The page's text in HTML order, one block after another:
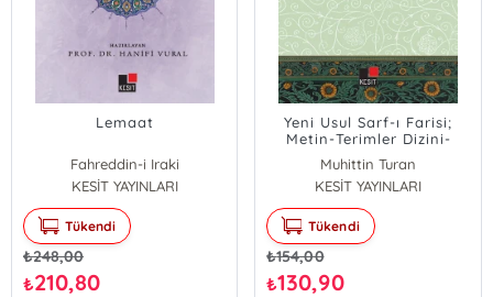
Lemaat
Fahreddin-i Iraki
KESİT YAYINLARI
Tükendi
₺248,00
₺210,80
Yeni Usul Sarf-ı Farisi;
Metin-Terimler Dizini-
Lügatçe
Muhittin Turan
KESİT YAYINLARI
Tükendi
₺154,00
₺130,90